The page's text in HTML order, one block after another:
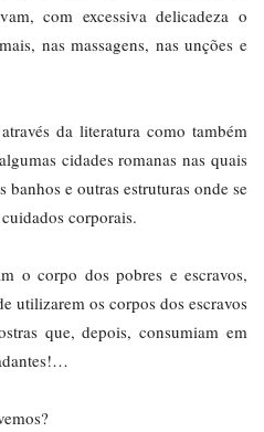
com excessiva delicadeza o
nas massagens, nas unções e
da literatura como também
cidades romanas nas quais
banhos e outras estruturas onde se
corporais.
o corpo dos pobres e escravos,
utilizarem os corpos dos escravos
que, depois, consumiam em